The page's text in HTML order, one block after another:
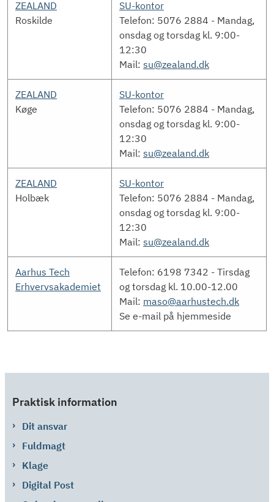
ZEALAND
Roskilde
SU-kontor
Telefon: 5076 2884 - Mandag,
onsdag og torsdag kl. 9:00-
12:30
Mail: su@zealand.dk
ZEALAND
Køge
SU-kontor
Telefon: 5076 2884 - Mandag,
onsdag og torsdag kl. 9:00-
12:30
Mail: su@zealand.dk
ZEALAND
Holbæk
SU-kontor
Telefon: 5076 2884 - Mandag,
onsdag og torsdag kl. 9:00-
12:30
Mail: su@zealand.dk
Aarhus Tech
Erhvervsakademiet
Telefon: 6198 7342 - Tirsdag
og torsdag kl. 10.00-12.00
Mail: maso@aarhustech.dk
Se e-mail på hjemmeside
Praktisk information
Dit ansvar
Fuldmagt
Klage
Digital Post